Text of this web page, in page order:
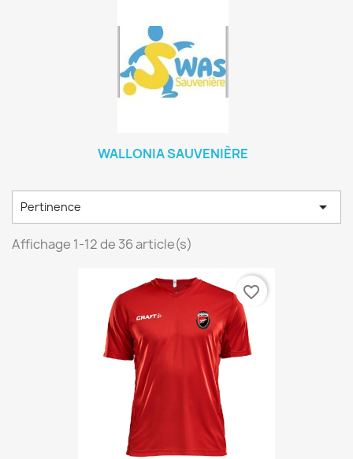
WALLONIA SAUVENIÈRE
Pertinence 
Affichage 1-12 de 36 article(s)
favorite_border